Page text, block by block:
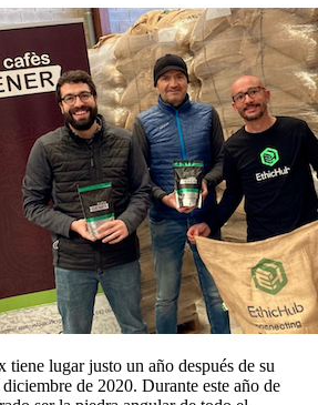
lugar justo un año después de su
de 2020. Durante este año de